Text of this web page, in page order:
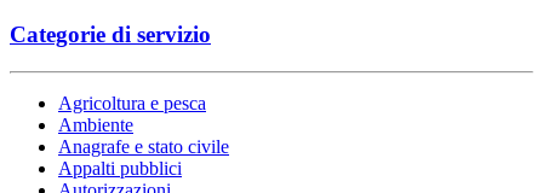
Categorie di servizio
Agricoltura e pesca
Ambiente
Anagrafe e stato civile
Appalti pubblici